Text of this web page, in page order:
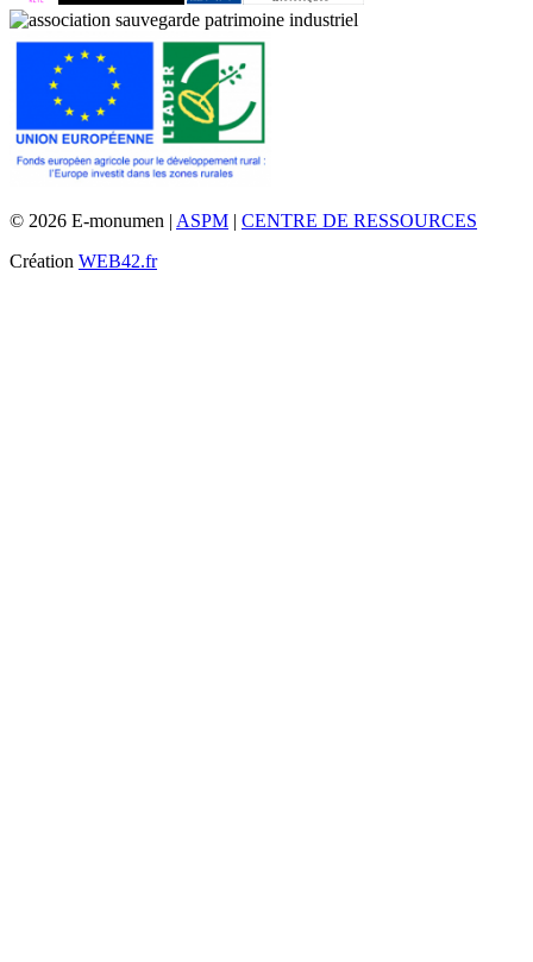
© 2026 E-monumen | ASPM | CENTRE DE RESSOURCES
Création WEB42.fr